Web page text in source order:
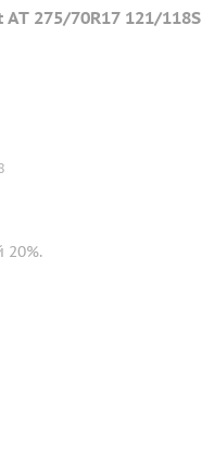
275/70R17 121/118S
20%.